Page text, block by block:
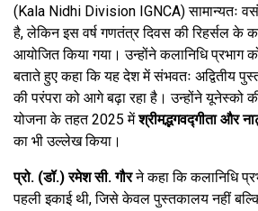
(Kala Nidhi Division IGNCA) सामान्यतः
है, लेकिन इस वर्ष गणतंत्र दिवस की रिहर्सल के
आयोजित किया गया। उन्होंने कलानिधि प्रभाग
बताते हुए कहा कि यह देश में संभवतः अद्वितीय
की परंपरा को आगे बढ़ा रहा है। उन्होंने यूनेस्को
योजना के तहत 2025 मेंश्रीमद्भगवद्गीता और
का भी उल्लेख किया।
प्रो. (डॉ.) रमेश सी. गौरने कहा कि कलानिधि
पहली इकाई थी, जिसे केवल पुस्तकालय नहीं